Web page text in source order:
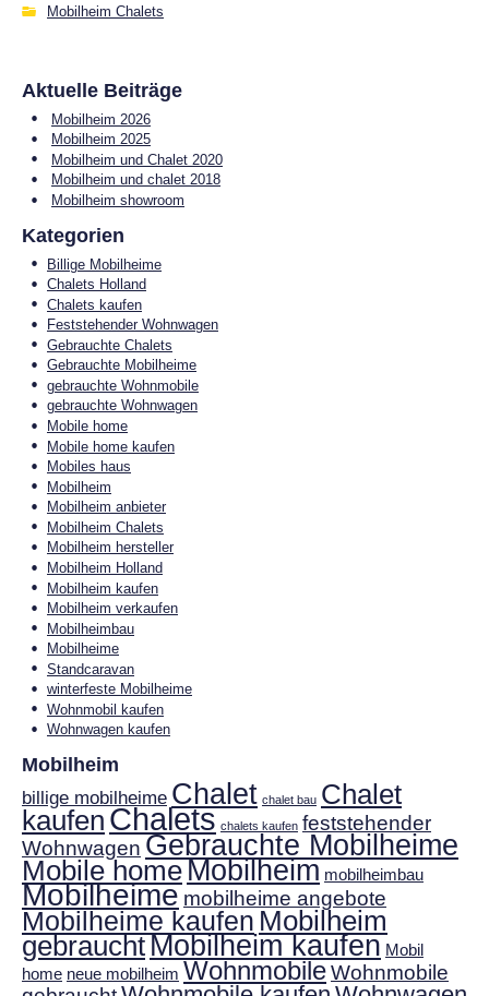
Mobilheim Chalets
Aktuelle Beiträge
Mobilheim 2026
Mobilheim 2025
Mobilheim und Chalet 2020
Mobilheim und chalet 2018
Mobilheim showroom
Kategorien
Billige Mobilheime
Chalets Holland
Chalets kaufen
Feststehender Wohnwagen
Gebrauchte Chalets
Gebrauchte Mobilheime
gebrauchte Wohnmobile
gebrauchte Wohnwagen
Mobile home
Mobile home kaufen
Mobiles haus
Mobilheim
Mobilheim anbieter
Mobilheim Chalets
Mobilheim hersteller
Mobilheim Holland
Mobilheim kaufen
Mobilheim verkaufen
Mobilheimbau
Mobilheime
Standcaravan
winterfeste Mobilheime
Wohnmobil kaufen
Wohnwagen kaufen
Mobilheim
billige mobilheime Chalet chalet bau Chalet
kaufenChalets chalets kaufen feststehender
Wohnwagen Gebrauchte Mobilheime
Mobile homeMobilheim mobilheimbau
Mobilheime mobilheime angebote
Mobilheime kaufen Mobilheim
gebrauchtMobilheim kaufen Mobil
home neue mobilheim WohnmobileWohnmobile